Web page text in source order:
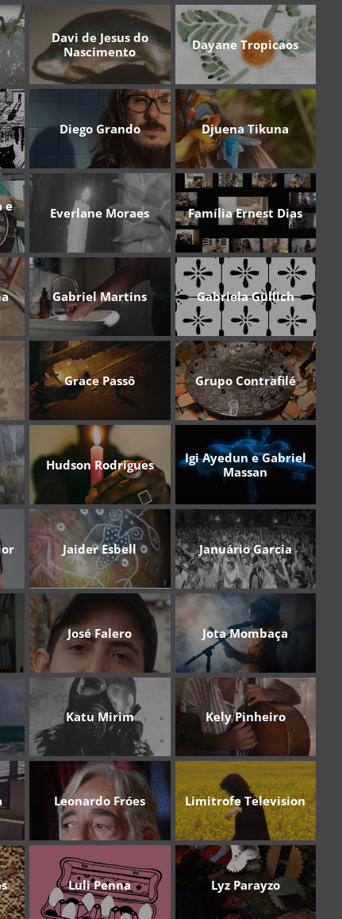
Davi de Jesus do
Nascimento
Dayane Tropicaos
Diego Grando Djuena Tikuna
e
Everlane Moraes Família Ernest Dias
Gabriel Martins Gabriela Güllich
Grace Passô Grupo Contrafilé
Hudson Rodrigues
Igi Ayedun e Gabriel
Massan
Jaider Esbell Januário Garcia
José Falero Jota Mombaça
Katu Mirim Kely Pinheiro
Leonardo Fróes Limitrofe Television
Luli Penna Lyz Parayzo